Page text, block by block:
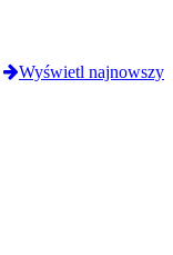
Wyświetl najnowszy